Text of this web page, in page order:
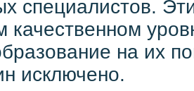
специалистов.
качественном
на их
исключено.